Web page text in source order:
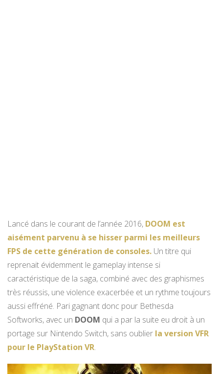
Lancé dans le courant de l’année 2016, DOOM est
aisément parvenu à se hisser parmi les meilleurs
FPS de cette génération de consoles. Un titre qui
reprenait évidemment le gameplay intense si
caractéristique de la saga, combiné avec des graphismes
très réussis, une violence exacerbée et un rythme toujours
aussi effréné. Pari gagnant donc pour Bethesda
Softworks, avec un DOOM qui a par la suite eu droit à un
portage sur Nintendo Switch, sans oublier la version VFR
pour le PlayStation VR.